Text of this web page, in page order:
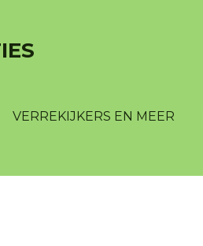
VERREKIJKERS EN MEER